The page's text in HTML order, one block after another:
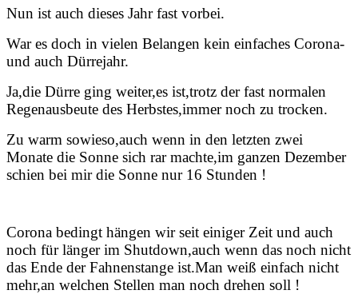
Nun ist auch dieses Jahr fast vorbei.
War es doch in vielen Belangen kein einfaches Corona-
und auch Dürrejahr.
Ja,die Dürre ging weiter,es ist,trotz der fast normalen
Regenausbeute des Herbstes,immer noch zu trocken.
Zu warm sowieso,auch wenn in den letzten zwei
Monate die Sonne sich rar machte,im ganzen Dezember
schien bei mir die Sonne nur 16 Stunden !
Corona bedingt hängen wir seit einiger Zeit und auch
noch für länger im Shutdown,auch wenn das noch nicht
das Ende der Fahnenstange ist.Man weiß einfach nicht
mehr,an welchen Stellen man noch drehen soll !